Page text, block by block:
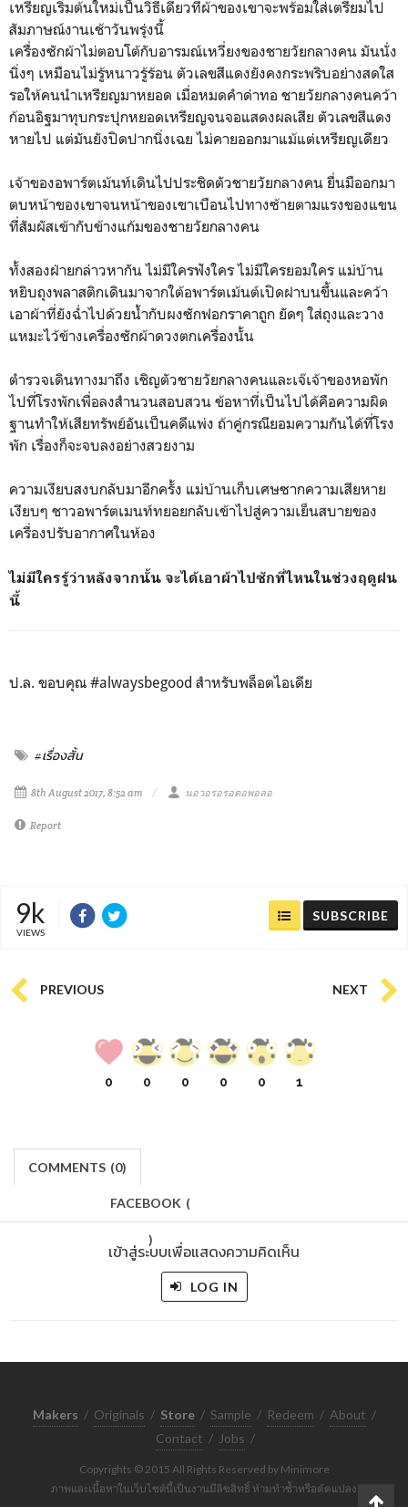
เหรียญเริ่มต้นใหม่เป็นวิธีเดียวที่ผ้าของเขาจะพร้อมใส่เตรียมไป
สัมภาษณ์งานเช้าวันพรุ่งนี้
เครื่องซักผ้าไม่ตอบโต้กับอารมณ์เหวี่ยงของชายวัยกลางคน มันนั่ง
นิ่งๆ เหมือนไม่รู้หนาวรู้ร้อน ตัวเลขสีแดงยังคงกระพริบอย่างสดใส
รอให้คนนำเหรียญมาหยอด เมื่อหมดคำด่าทอ ชายวัยกลางคนคว้า
ก้อนอิฐมาทุบกระปุกหยอดเหรียญจนจอแสดงผลเสีย ตัวเลขสีแดง
หายไป แต่มันยังปิดปากนิ่งเฉย ไม่คายออกมาแม้แต่เหรียญเดียว
เจ้าของอพาร์ตเม้นท์เดินไปประชิดตัวชายวัยกลางคน ยื่นมืออกมา
ตบหน้าของเขาจนหน้าของเขาเบือนไปทางซ้ายตามแรงของแขน
ที่สัมผัสเข้ากับข้างแก้มของชายวัยกลางคน
ทั้งสองฝ่ายกล่าวหากัน ไม่มีใครฟังใคร ไม่มีใครยอมใคร แม่บ้าน
หยิบถุงพลาสติกเดินมาจากใต้อพาร์ตเม้นต์เปิดฝาบนขึ้นและคว้า
เอาผ้าที่ยังฉ่ำไปด้วยน้ำกับผงซักฟอกราคาถูก ยัดๆ ใส่ถุงและวาง
แหมะไว้ข้างเครื่องซักผ้าดวงตกเครื่องนั้น
ตำรวจเดินทางมาถึง เชิญตัวชายวัยกลางคนและเจ๊เจ้าของหอพัก
ไปที่โรงพักเพื่อลงสำนวนสอบสวน ข้อหาที่เป็นไปได้คือความผิด
ฐานทำให้เสียทรัพย์อันเป็นคดีแพ่ง ถ้าคู่กรณียอมความกันได้ที่โรง
พัก เรื่องก็จะจบลงอย่างสวยงาม
ความเงียบสงบกลับมาอีกครั้ง แม่บ้านเก็บเศษซากความเสียหาย
เงียบๆ ชาวอพาร์ตเมนท์ทยอยกลับเข้าไปสู่ความเย็นสบายของ
เครื่องปรับอากาศในห้อง
ไม่มีใครรู้ว่าหลังจากนั้น จะได้เอาผ้าไปซักที่ไหนในช่วงฤดูฝน
นี้
ป.ล. ขอบคุณ #alwaysbegood สำหรับพล็อตไอเดีย
#เรื่องสั้น
8th August 2017, 8:52 am นอวอรอรอตอพอลอ
Report
9k
VIEWS
SUBSCRIBE
PREVIOUS NEXT
0 0 0 0 0 1
COMMENTS (0)
FACEBOOK (
)
เข้าสู่ระบบเพื่อแสดงความคิดเห็น
LOG IN
Makers / Originals / Store / Sample / Redeem / About /
Contact / Jobs /
Copyrights © 2015 All Rights Reserved by Minimore
ภาพและเนื้อหาในเว็บไซต์นี้เป็นงานมีลิขสิทธิ์ ห้ามทำซ้ำหรือดัดแปลง